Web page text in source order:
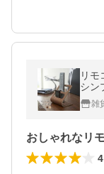
リモ
シン
理雑
4